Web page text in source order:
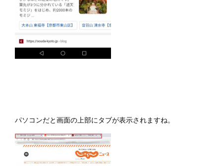
パソコンだと画面の上部にタブが表示されますね。